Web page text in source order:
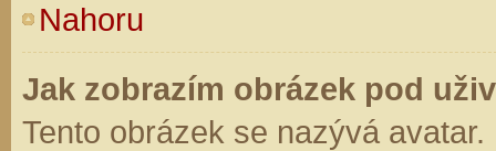
Nahoru
Jak zobrazím obrázek pod
Tento obrázek se nazývá